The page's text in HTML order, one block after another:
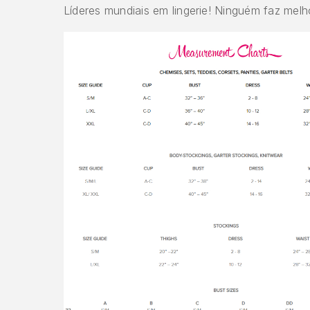
Líderes mundiais em lingerie! Ninguém faz